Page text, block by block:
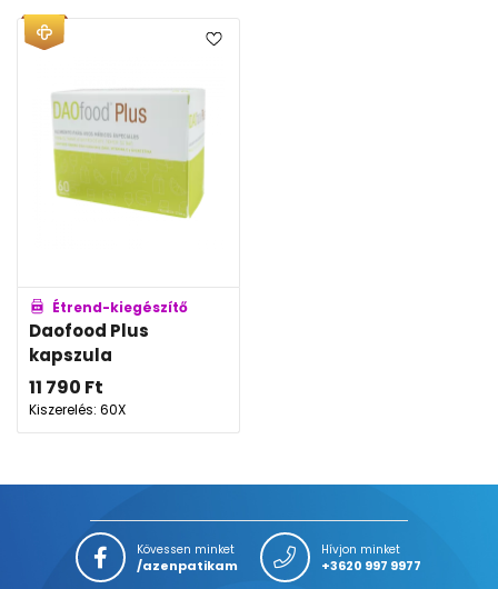
Étrend-kiegészítő
Daofood Plus
kapszula
11 790 Ft
Kiszerelés: 60X
Kövessen minket
/azenpatikam
Hívjon minket
+3620 997 9977